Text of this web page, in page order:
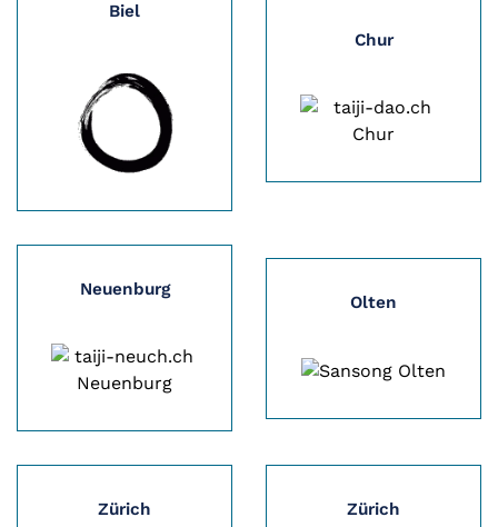
Biel
Chur
Neuenburg
Olten
Zürich Zürich